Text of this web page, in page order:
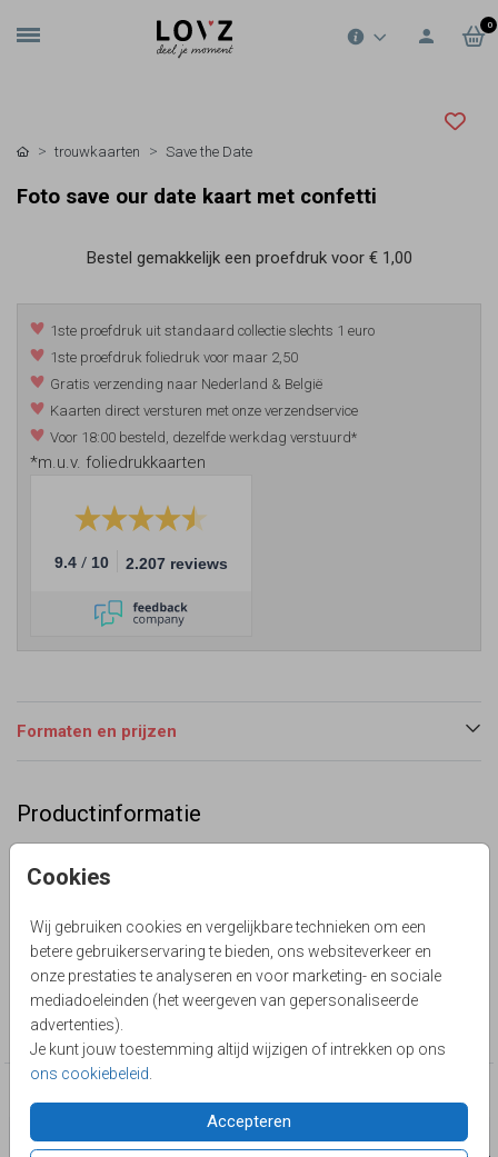
0
Cookies
Wij gebruiken cookies en vergelijkbare technieken om een
betere gebruikerservaring te bieden, ons websiteverkeer en
onze prestaties te analyseren en voor marketing- en sociale
mediadoeleinden (het weergeven van gepersonaliseerde
advertenties).
Je kunt jouw toestemming altijd wijzigen of intrekken op ons
ons cookiebeleid
Accepteren
trouwkaarten Save the Date
Foto save our date kaart met confetti
Bestel gemakkelijk een proefdruk voor € 1,00
1ste proefdruk uit standaard collectie slechts 1 euro
1ste proefdruk foliedruk voor maar 2,50
Gratis verzending naar Nederland & België
Kaarten direct versturen met onze verzendservice
Voor 18:00 besteld, dezelfde werkdag verstuurd*
*m.u.v. foliedrukkaarten
9.4 / 10 2.207 reviews
Formaten en prijzen
Productinformatie
Vrolijke aankondiging van jullie huwelijk. Versierd met
twee foto's. Alles is te bewerken!
Lievez
Collectie
Save the Date
Deze producten zijn wellicht ook iets voor je